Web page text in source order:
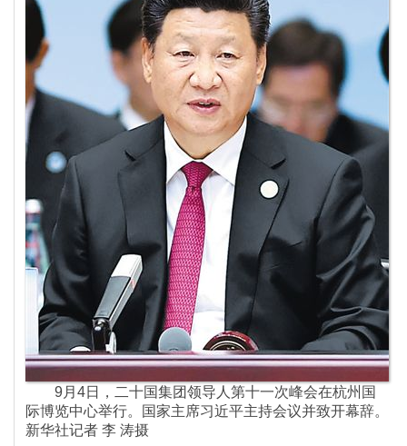
9月4日，二十国集团领导人第十一次峰会在杭州国
际博览中心举行。国家主席习近平主持会议并致开幕辞。
新华社记者 李 涛摄